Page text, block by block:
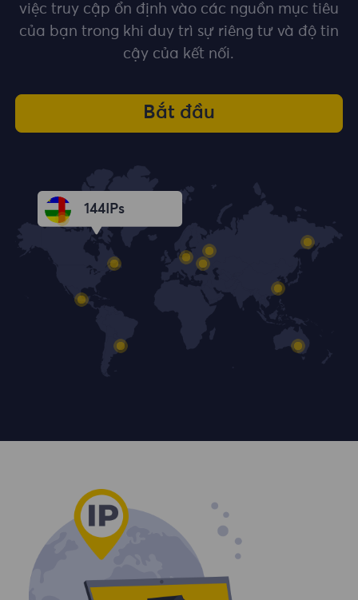
việc truy cập ổn định vào các nguồn mục tiêu
của bạn trong khi duy trì sự riêng tư và độ tin
cậy của kết nối.
Bắt đầu
144IPs